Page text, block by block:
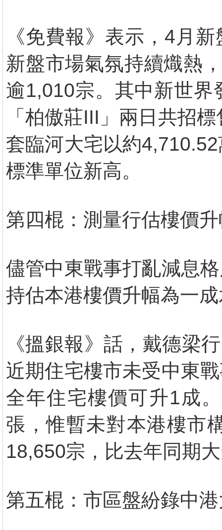
《免費報》表示，4月
新盤市場氣氛持續熾熱
逾1,010宗。其中新世
「柏傲莊III」兩日共招
套臨河大宅以約
標準單位新高。
第四棍：測量行估樓價
儘管中東戰事打亂減息
持估本港樓價升幅為一
《搵銀報》話，戴德梁
近期住宅樓市未受中東
全年住宅樓價可升1成
張，惟暫未對本港樓市
18,650宗，比去年同期
第五棍：市區盤紛錄中